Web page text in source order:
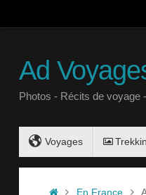
Ad
Photos - Récits de voyage
Voyages
En France